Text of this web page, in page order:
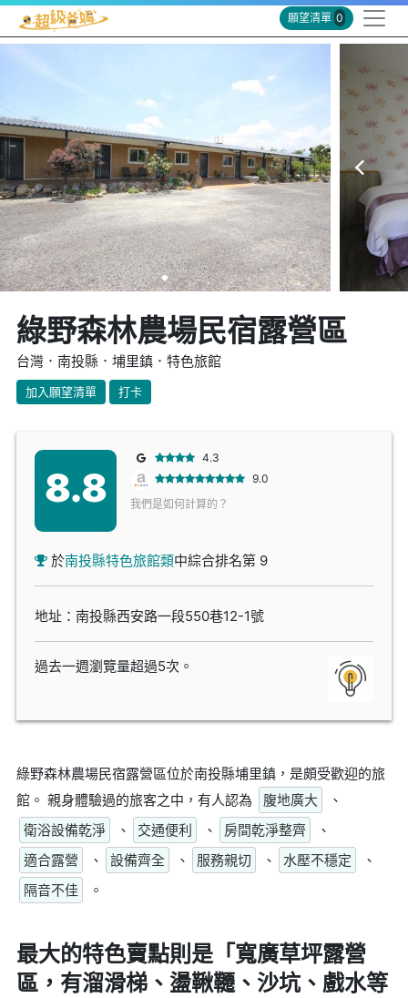
願望清單 0
綠野森林農場民宿露營區
台灣．南投縣．埔里鎮．特色旅館
加入願望清單 打卡
8.8
4.3
9.0
我們是如何計算的？
於南投縣特色旅館類中綜合排名第 9
地址：南投縣西安路一段550巷12-1號
過去一週瀏覽量超過5次。
綠野森林農場民宿露營區位於南投縣埔里鎮，是頗受歡迎的旅
館。 親身體驗過的旅客之中，有人認為
腹地廣大
、
衛浴設備乾淨
、 交通便利 、 房間乾淨整齊
、
適合露營
、 設備齊全 、 服務親切 、 水壓不穩定
、
隔音不佳
。
最大的特色賣點則是「寬廣草坪露營
區，有溜滑梯、盪鞦韆、沙坑、戲水等